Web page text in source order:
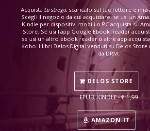
Acquista La strega, scaricalo sul tuo lettore e
Scegli il negozio da cui acquistare: se usi un
Kindle per dispositivi mobili o PC acquista su
Store. Se usi l'app Google Ebook Reader
se usi un altro ebook reader o altre app
Kobo. I libri Delos Digital venduti su Delos
da DRM.
DELOS STORE
EPUB, KINDLE - € 1,99
AMAZON.IT